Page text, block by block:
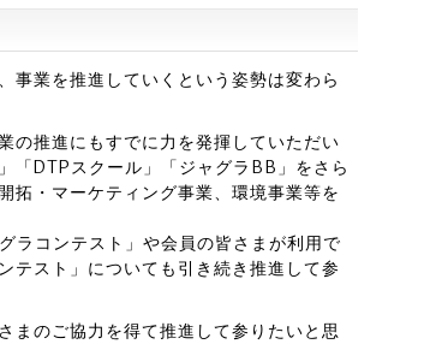
事業を推進していくという姿勢は変わら
の推進にもすでに力を発揮していただい
「DTPスクール」「ジャグラBB」をさら
拓・マーケティング事業、環境事業等を
ラコンテスト」や会員の皆さまが利用で
テスト」についても引き続き推進して参
まのご協力を得て推進して参りたいと思